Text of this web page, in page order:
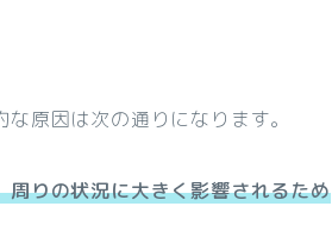
原因は次の通りになります。
りの状況に大きく影響されるため